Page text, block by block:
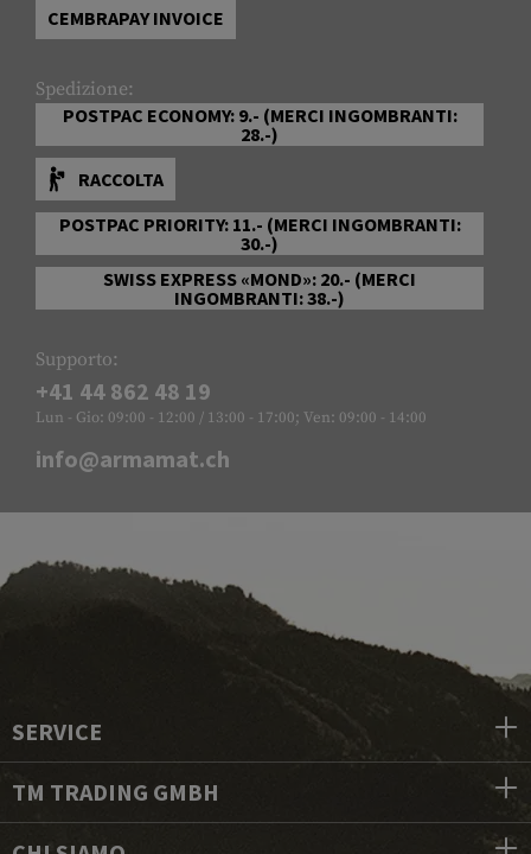
CEMBRAPAY INVOICE
Spedizione:
POSTPAC ECONOMY: 9.- (MERCI INGOMBRANTI:
28.-)
RACCOLTA
POSTPAC PRIORITY: 11.- (MERCI INGOMBRANTI:
30.-)
SWISS EXPRESS «MOND»: 20.- (MERCI
INGOMBRANTI: 38.-)
Supporto:
+41 44 862 48 19
Lun - Gio: 09:00 - 12:00 / 13:00 - 17:00; Ven: 09:00 - 14:00
info@armamat.ch
SERVICE
TM TRADING GMBH